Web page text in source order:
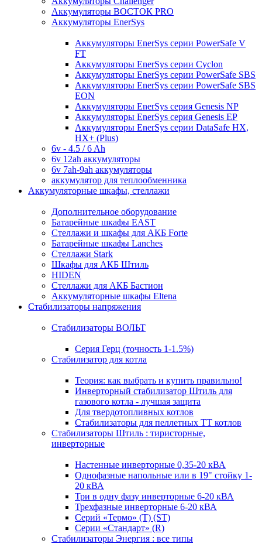
Аккумуляторы ВОСТОК PRO
Аккумуляторы EnerSys
Аккумуляторы EnerSys серии PowerSafe V
FT
Аккумуляторы EnerSys серии Cyclon
Аккумуляторы EnerSys серии PowerSafe SBS
Аккумуляторы EnerSys серии PowerSafe SBS
EON
Аккумуляторы EnerSys серия Genesis NP
Аккумуляторы EnerSys серия Genesis EP
Аккумуляторы EnerSys серии DataSafe HX,
HX+ (Plus)
6v - 4.5 / 6 Ah
6v 12ah аккумуляторы
6v 7ah-9ah аккумуляторы
аккумулятор для теплообменника
Аккумуляторные шкафы, стеллажи
Дополнительное оборудование
Батарейные шкафы EAST
Стеллажи и шкафы для АКБ Forte
Батарейные шкафы Lanches
Стеллажи Stark
Шкафы для АКБ Штиль
HIDEN
Стеллажи для АКБ Бастион
Аккумуляторные шкафы Eltena
Стабилизаторы напряжения
Стабилизаторы ВОЛЬТ
Серия Герц (точность 1-1.5%)
Стабилизатор для котла
Теория: как выбрать и купить правильно!
Инверторный стабилизатор Штиль для
газового котла - лучшая защита
Для твердотопливных котлов
Стабилизаторы для пеллетных ТТ котлов
Стабилизаторы Штиль : тиристорные,
инверторные
Настенные инверторные 0,35-20 кВА
Однофазные напольные или в 19" стойку 1-
20 кВА
Три в одну фазу инверторные 6-20 кВА
Трехфазные инверторные 6-20 кВА
Серий «Термо» (T) (ST)
Серии «Стандарт» (R)
Стабилизаторы Энергия : все типы